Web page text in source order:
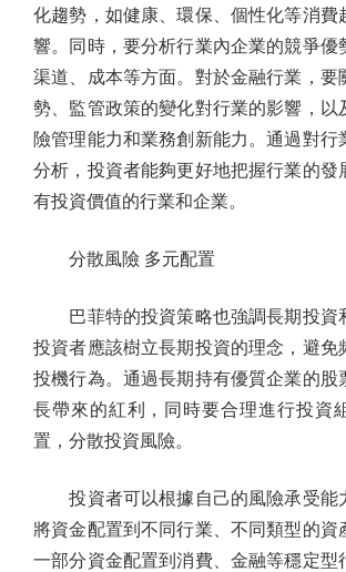
化趨勢，如健康、環保、個性化等消費
響。同時，要分析行業內企業的競爭優
渠道、成本等方面。對於金融行業，要
勢、監管政策的變化對行業的影響，以
險管理能力和業務創新能力。通過對行
分析，投資者能夠更好地把握行業的發
有投資價值的行業和企業。
分散風險 多元配置
巴菲特的投資策略也強調長期投資
投資者應該樹立長期投資的理念，避免
投機行為。通過長期持有優質企業的股
長帶來的紅利，同時要合理進行投資
置，分散投資風險。
投資者可以根據自己的風險承受能
將資金配置到不同行業、不同類型的資
一部分資金配置到消費、金融等穩定型